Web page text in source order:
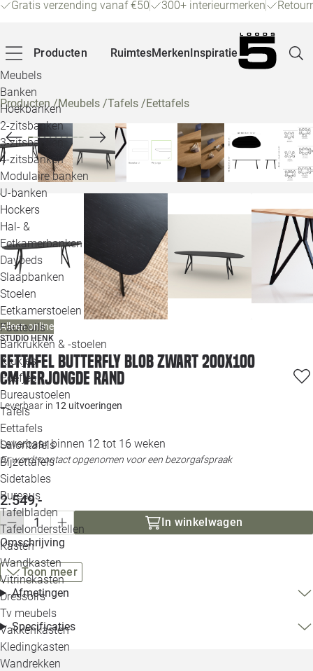
Gratis verzending vanaf €50 300+ interieurmerken
Producten
Meubels
Banken
Hoekbanken
2-zitsbanken
3-zitsbanken
4-zitsbanken
Modulaire banken
U-banken
Hockers
Hal- &
Eetkamerbanken
Daybeds
Slaapbanken
Stoelen
Eetkamerstoelen
Fauteuils
Barkrukken & -stoelen
Krukjes
Poefjes
Bureaustoelen
Tafels
Eettafels
Salontafels
Bijzettafels
Sidetables
Bureaus
Tafelbladen
Tafelonderstellen
Kasten
Wandkasten
Vitrinekasten
Dressoirs
Tv meubels
Vakkenkasten
Kledingkasten
Wandrekken
RuimtesMerkenInspiratie
Producten/Meubels /Tafels /Eettafels
Alleen online
STUDIO HENK
Eettafel Butterfly blob zwart 200x100
cm verjongde rand
Leverbaar in 12 uitvoeringen
Leverbaar binnen 12 tot 16 weken
Er wordt contact opgenomen voor een bezorgafspraak
2.549,-
In winkelwagen
Omschrijving
Toon meer
Afmetingen
Specificaties